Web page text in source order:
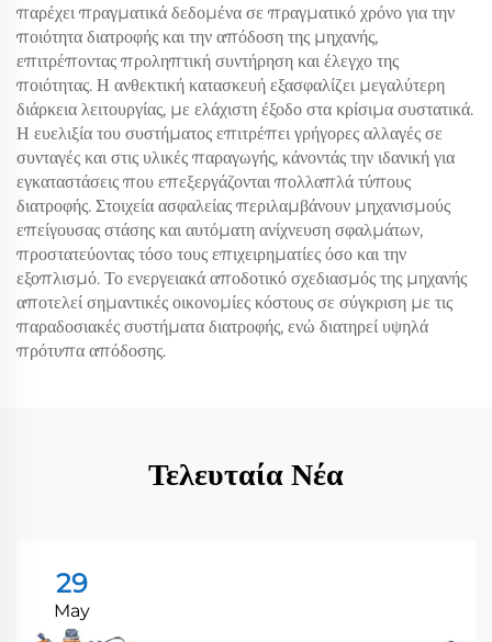
παρέχει πραγματικά δεδομένα σε πραγματικό χρόνο για την
ποιότητα διατροφής και την απόδοση της μηχανής,
επιτρέποντας προληπτική συντήρηση και έλεγχο της
ποιότητας. Η ανθεκτική κατασκευή εξασφαλίζει μεγαλύτερη
διάρκεια λειτουργίας, με ελάχιστη έξοδο στα κρίσιμα συστατικά.
Η ευελιξία του συστήματος επιτρέπει γρήγορες αλλαγές σε
συνταγές και στις υλικές παραγωγής, κάνοντάς την ιδανική για
εγκαταστάσεις που επεξεργάζονται πολλαπλά τύπους
διατροφής. Στοιχεία ασφαλείας περιλαμβάνουν μηχανισμούς
επείγουσας στάσης και αυτόματη ανίχνευση σφαλμάτων,
προστατεύοντας τόσο τους επιχειρηματίες όσο και την
εξοπλισμό. Το ενεργειακά αποδοτικό σχεδιασμός της μηχανής
αποτελεί σημαντικές οικονομίες κόστους σε σύγκριση με τις
παραδοσιακές συστήματα διατροφής, ενώ διατηρεί υψηλά
πρότυπα απόδοσης.
Τελευταία Νέα
29
May